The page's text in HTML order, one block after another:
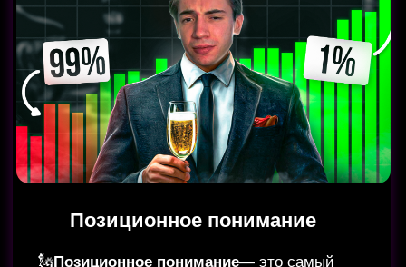
Купить курс
Я этот дебют играю много лет и успешно
применяю против игроков ТОП уровня = если
тебе нужен один курс за белых, который
будет актуален в любое время, это он.
5 490 руб.